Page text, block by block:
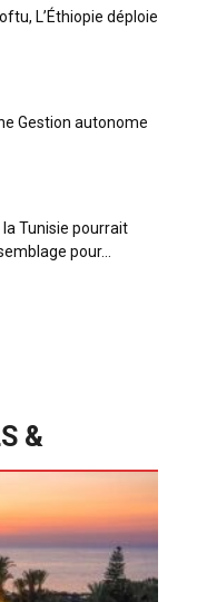
L’Éthiopie déploie
Gestion autonome
Tunisie pourrait
pour...
&